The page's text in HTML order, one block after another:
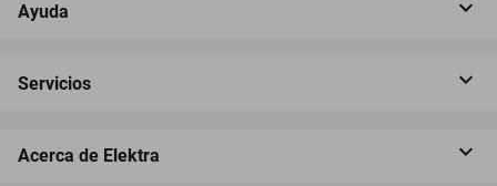
Ayuda
Servicios
Acerca de Elektra